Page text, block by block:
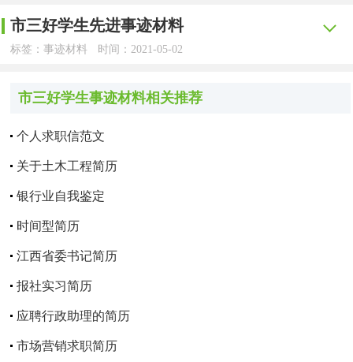
奖学金”同时我的工作也得到了老师和同学们的认可。这次
通过同学们的信任和推荐被评为“三好学生”我为成为此荣誉
学习是学生的天职，在学习方面，我没有丝毫的放松，
就放松了自己的学习。相反，在学习上，我比别人付出了更
多的努力，不断提高自己的文化知识和专业技能。虽然我刚
进入大学时间不是很长，但我深知大学学习主要是靠自己的
自觉与努力。所以，我不断时刻提醒自己，要严格要求自
自己的努力，我取得了优异的成绩。现在，我已升入大三，
随着专业课的逐渐增多以及即即将要面对的工作问题，我也
将学习的重心逐渐放在了专业课的学习上。不仅发扬着刻苦
学习的精神，更在努力培养自己终身学习的发展观念。知识
学生守则》、《中学生日常行为规范》和学校的各项规章制
长。曾经有一段时间该班学生的组织纪律性较差，旷课、迟
到、早退以及上课讲话现象时有发生，一时整个班级未能形
成一个良好的学习氛围。但是，唯独他－－－xxx同学“出淤
听讲，课后完成好老师布置的作业及复习好功课，受到各任
科老师的一致好评。同时他还在思想认识上积极要求进步，
向团组织靠拢，通过自己的努力，于20xx年５月光荣地加入
一个共青团员的标准来要求自己，身先士卒，以身作侧。
学生竞选，首先我要感谢老师、同学们给我这次机会，感谢
老师们这么多年对我的辛勤培育，感谢同学们对我的帮助，
我在学校团结同学，遵守校规校纪，对人讲礼貌，自觉
遵守小学生行为规范，深得老师和同学们的好评。对待学习
名“常胜将军”；曾经连续三年获得三好学生、文明小学生的
荣誉称号，连续两届获得全国青少年“春蕾杯”征文优秀奖和
三等奖，还获得过20xx年全国小学生英语竞赛二等奖。我的
书、奥数和书法。从20xx年—20xx年连续四届获得过大兴区
数学“雏鹰杯”科普竞赛三等奖，在学校组织的小学生硬笔书
法竞赛中荣获二等奖。我还很喜欢演讲，曾获得学校组织的
我叫王婷，今年12岁，是中宁县第二中学七(3)班学习委
员。
的熏陶，得到了心灵的洗礼，养成了良好的品质。我没有特
追求尽善尽美，以自己的一言一行，真实、集中的展现新时
代初中生应该具有的美德，似一朵清新的荷花悄然绽放，受
到老师，同学以及认识我的人的喜爱。
一、同学眼中的我——认真负责，乐于助人。
每天早晨，我准时到校督促大家晨读、温习功课，每当
遇到在学习上有困难的同学，我总会耐心地尽我所能，认真
讲解，每逢搞卫生，我总带头抢脏活、累活干，平时，见到
土飞扬，干枯的树枝刮落了，偶尔飞出一个垃圾袋，连垃圾
参考，希望能够帮助到大家。
申请市三好学生的事迹材料1
我出生在农村家庭，从小接受长辈善良淳厚、乐于奉献
的熏陶，得到了心灵的洗礼，养成了良好的品质。我没有特
别的人生际遇，没有轰轰烈烈的事迹。但我天性至真至纯，
到老师，同学以及认识我的人的喜爱。
一、同学眼中的我——认真负责，乐于助人。
遇到在学习上有困难的同学，我总会耐心地尽我所能，认真
体和个人整理出的文字宣传材料。那么拟定事迹材料真的很
初中市三好学生事迹材料1
我是xx学校北校区初三4班的 。在学校里我本着全面发
程后就发现，团组织就是我向往的新境界。通过一年的努
力，我在初二成为光荣的共青团员。在这期间我的数学，英
语，物理成绩一直在班级和学校名列前茅。我追求全面发
在现实生活或工作学习中，大家一定都接触过事迹材料
吧，根据范围的不同，事迹材料可分为集体事迹材料和个人
大家收集的市三好学生的事迹材料（通用5篇），欢迎阅读
与收藏。
市三好学生的事迹材料1
凡是认识我的人都夸我聪明，其实我深深懂得成功是以
勤奋为基础的，几年来我是用汗水与泪水来成就我的梦想。
每当周六、周日，小朋友们或者休息，或者由父母们陪着游
风雨无阻，克服了重重困难，参加了许多业余学习，如音乐
素养、钢琴、声乐、舞蹈、古筝、奥数、作文、英语等，而
且取得了可喜的成绩。最使我难忘的是20xx年辽宁电视台要
市三好学生先进事迹材料
标签：事迹材料 时间：2021-05-02
一、提高政治素养
***同学热爱祖国，热爱人民，拥护中国共产党，拥有
坚定、正确的政治方向。她积极向党组织靠拢，在大一就提
校培训结束时，***同学代表会计系学员上台发言，并且被
评为“党校优秀学员”。她通过党校、学校开设的德育课程、
自己查阅有关文献书籍，学习先进理论，还加入了邓小平理
论研究会，定期参加理论学习，努力不懈的提高政治修养，
共产主义奋斗终身的信念。通过学习她认识到作为一名入党
积极分子和学生干部，首先要学好科学文化知识，为将来的
市三好学生事迹材料相关推荐
个人求职信范文
关于土木工程简历
银行业自我鉴定
时间型简历
江西省委书记简历
报社实习简历
应聘行政助理的简历
市场营销求职简历